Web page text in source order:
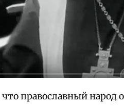
православный народ